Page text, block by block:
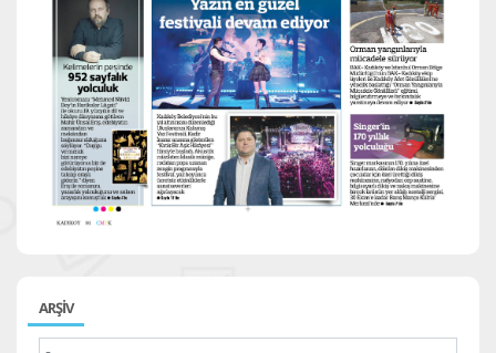
ARŞİV